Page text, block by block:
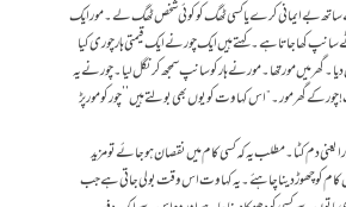
بے ایمانی کرے یا کسی ٹھگ کو کوئی شخص ٹھگ لے۔ مور ایک
کھا جاتا ہے۔ کہتے ہیں ایک چور نے ایک قیمتی ہار چوری کیا
گھر میں مور تھا۔ مور نے ہار کو سانپ سمجھ کر نگل لیا۔ چور نے یہ
چور کے گھر مور۔” اس کہاوت کو یوں بھی بولتے ہیں ’’چورکو مور پڑ
یعنی دم کٹا۔ مطلب یہ کہ کسی کام میں نقصان ہو جائے تو مزید
کو چھوڑ دینا چاہئے۔یہ کہاوت اس وقت بولی جاتی ہے جب